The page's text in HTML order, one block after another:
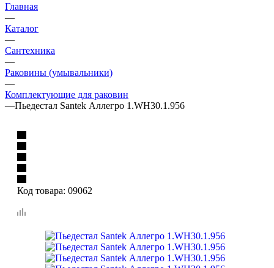
Главная
—
Каталог
—
Сантехника
—
Раковины (умывальники)
—
Комплектующие для раковин
—Пьедестал Santek Аллегро 1.WH30.1.956
Код товара: 09062